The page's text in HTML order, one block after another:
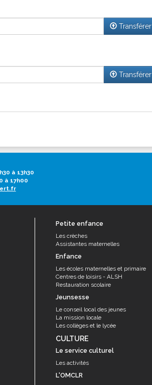
Transférer
Transférer
à 13h30
à 17h00
Petite enfance
Les crèches
Assistantes maternelles
Enfance
Les écoles maternelles et primaire
Centres de loisirs - ALSH
Restauration scolaire
Jeunsesse
Le conseil local des jeunes
La mission locale
Les collèges et le lycée
CULTURE
Le service culturel
Les activités
L'OMCLR